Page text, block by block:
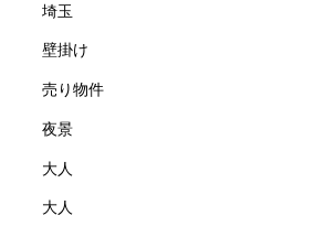
埼玉
壁掛け
売り物件
夜景
大人
大人